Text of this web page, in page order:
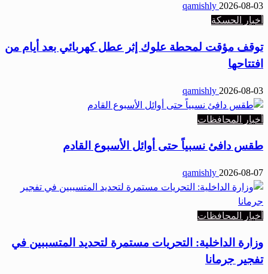
qamishly 2026-08-03
أخبار الحسكة
توقف مؤقت لمحطة علوك إثر عطل كهربائي بعد أيام من
افتتاحها
qamishly 2026-08-03
أخبار المحافظات
طقس دافئ نسبياً حتى أوائل الأسبوع القادم
qamishly 2026-08-07
أخبار المحافظات
وزارة الداخلية: التحريات مستمرة لتحديد المتسببين في
تفجير جرمانا